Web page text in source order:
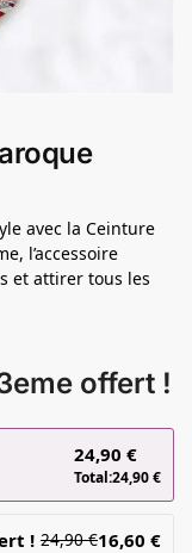
avec la Ceinture
l’accessoire
et attirer tous les
offert !
24,90 €
Total:24,90€
! 24,90€16,60 €